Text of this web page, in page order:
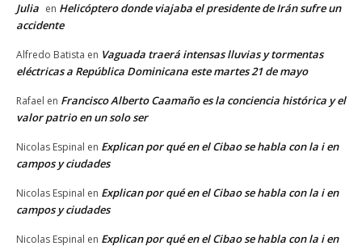
Julia en Helicóptero donde viajaba el presidente de Irán sufre un
accidente
Alfredo Batista en Vaguada traerá intensas lluvias y tormentas
eléctricas a República Dominicana este martes 21 de mayo
Rafael en Francisco Alberto Caamaño es la conciencia histórica y el
valor patrio en un solo ser
Nicolas Espinal en Explican por qué en el Cibao se habla con la i en
campos y ciudades
Nicolas Espinal en Explican por qué en el Cibao se habla con la i en
campos y ciudades
Nicolas Espinal en Explican por qué en el Cibao se habla con la i en